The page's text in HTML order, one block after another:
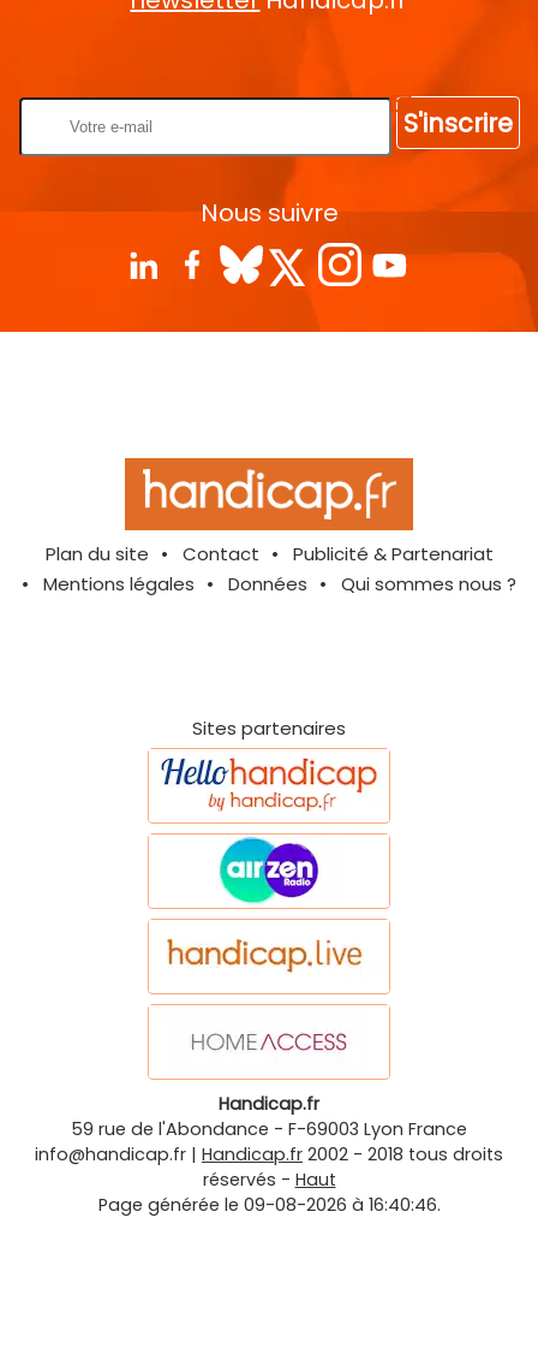
S'inscrire
Nous suivre
Plan du site Contact
Publicité & Partenariat
Mentions légales
Données Qui sommes nous ?
Sites partenaires
Handicap.fr
59 rue de l'Abondance - F-69003 Lyon France
info@handicap.fr | Handicap.fr 2002 - 2018 tous droits
réservés - Haut
Page générée le 09-08-2026 à 16:40:46.